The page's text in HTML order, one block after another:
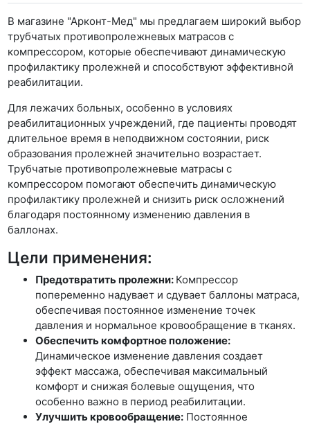
В магазине "Арконт-Мед" мы предлагаем широкий выбор
трубчатых противопролежневых матрасов с
компрессором, которые обеспечивают динамическую
профилактику пролежней и способствуют эффективной
реабилитации.
Для лежачих больных, особенно в условиях
реабилитационных учреждений, где пациенты проводят
длительное время в неподвижном состоянии, риск
образования пролежней значительно возрастает.
Трубчатые противопролежневые матрасы с
компрессором помогают обеспечить динамическую
профилактику пролежней и снизить риск осложнений
благодаря постоянному изменению давления в
баллонах.
Цели применения:
Предотвратить пролежни: Компрессор
попеременно надувает и сдувает баллоны матраса,
обеспечивая постоянное изменение точек
давления и нормальное кровообращение в тканях.
Обеспечить комфортное положение:
Динамическое изменение давления создает
эффект массажа, обеспечивая максимальный
комфорт и снижая болевые ощущения, что
особенно важно в период реабилитации.
Улучшить кровообращение: Постоянное